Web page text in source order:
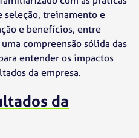
seleção, treinamento e
e benefícios, entre
compreensão sólida das
entender os impactos
da empresa.
da